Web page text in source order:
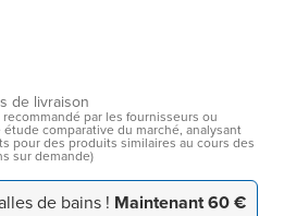
de livraison
par les fournisseurs ou
comparative du marché, analysant
pour des produits similaires au cours des
sur demande)
de bains ! Maintenant 60 €